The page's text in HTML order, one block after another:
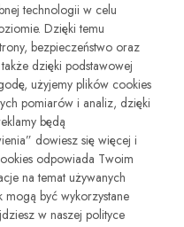
technologii w celu
Dzięki temu
bezpieczeństwo oraz
dzięki podstawowej
użyjemy plików cookies
pomiarów i analiz, dzięki
będą
dowiesz się więcej i
odpowiada Twoim
na temat używanych
być wykorzystane
w naszej polityce